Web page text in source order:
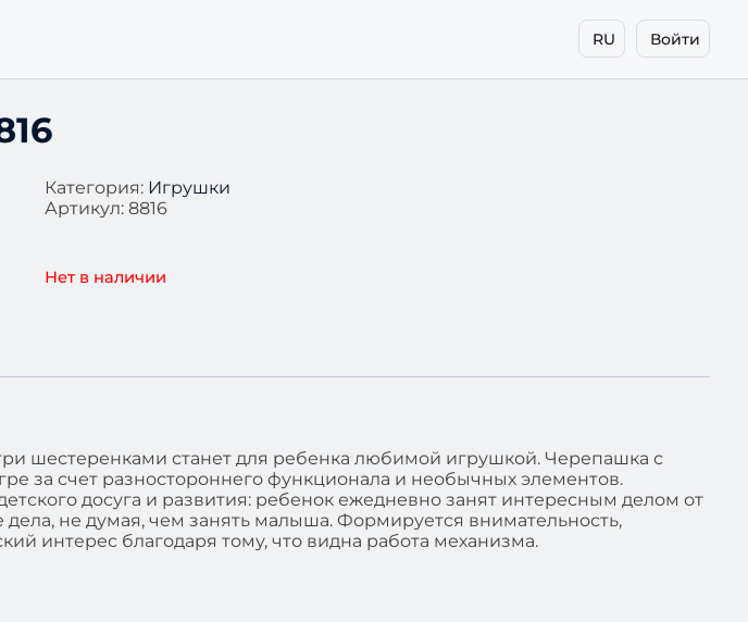
RU Войти
Категория: Игрушки
Артикул:8816
Нет в наличии
шестеренками станет для ребенка любимой игрушкой. Черепашка с
за счет разностороннего функционала и необычных элементов.
досуга и развития: ребенок ежедневно занят интересным делом от
не думая, чем занять малыша. Формируется внимательность,
интерес благодаря тому, что видна работа механизма.